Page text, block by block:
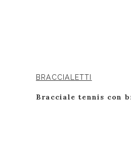
BRACCIALETTI
Bracciale tennis con